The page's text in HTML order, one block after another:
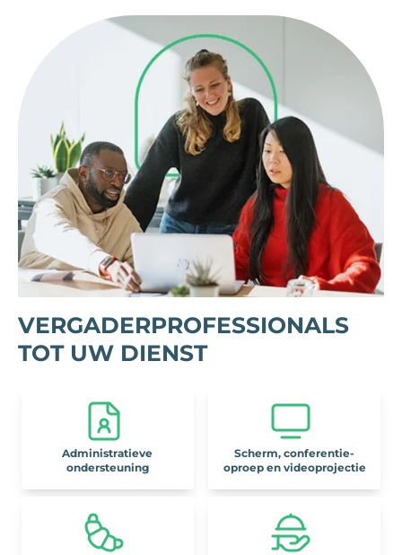
VERGADERPROFESSIONALS
TOT UW DIENST
Administratieve
ondersteuning
Scherm, conferentie-
oproep en videoprojectie